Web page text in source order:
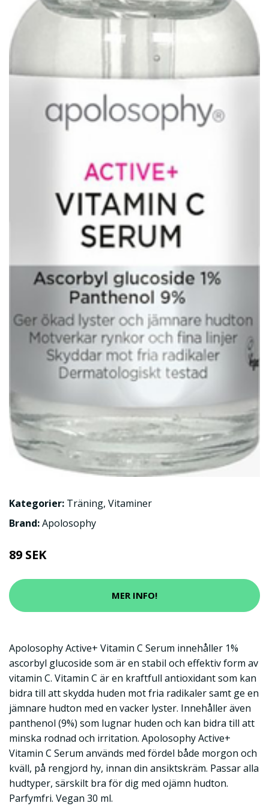
Kategorier: Träning, Vitaminer
Brand:Apolosophy
89 SEK
MER INFO!
Apolosophy Active+ Vitamin C Serum innehåller 1%
ascorbyl glucoside som är en stabil och effektiv form av
vitamin C. Vitamin C är en kraftfull antioxidant som kan
bidra till att skydda huden mot fria radikaler samt ge en
jämnare hudton med en vacker lyster. Innehåller även
panthenol (9%) som lugnar huden och kan bidra till att
minska rodnad och irritation. Apolosophy Active+
Vitamin C Serum används med fördel både morgon och
kväll, på rengjord hy, innan din ansiktskräm. Passar alla
hudtyper, särskilt bra för dig med ojämn hudton.
Parfymfri. Vegan 30 ml.